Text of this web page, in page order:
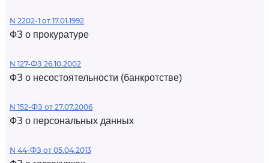
N 2202-1 от 17.01.1992
ФЗ о прокуратуре
N 127-ФЗ 26.10.2002
ФЗ о несостоятельности (банкротстве)
N 152-ФЗ от 27.07.2006
ФЗ о персональных данных
N 44-ФЗ от 05.04.2013